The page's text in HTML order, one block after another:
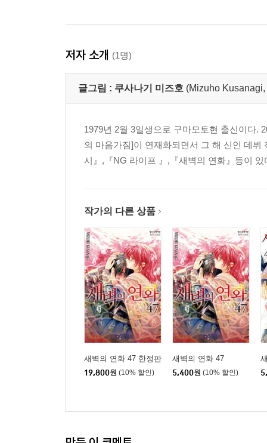
저자 소개 (1명)
글그림 : 쿠사나기 미즈호 (Mizuho
1979년 2월 3일생으로 구마모토현 출신이다.
의 마음가짐]이 연재화되면서 그 해 신인 데
시』,『NG 라이프 』,『새벽의 연화』등이 있
작가의 다른 상품
새벽의 연화 47 한정판
19,800원 (10% 할인)
새벽의 연화 47
5,400원 (10% 할인)